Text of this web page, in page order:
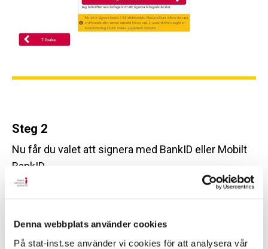
Denna webbplats använder cookies
På stat-inst.se använder vi cookies för att analysera vår
Steg 2
Nu får du valet att signera med BankID eller Mobilt
BankID.